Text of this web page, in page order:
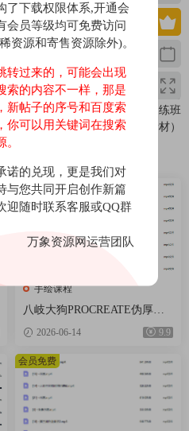
下一篇
轻微课2020年日系厚涂魔鬼训练班
（画质高清有素材）
手绘课程
八岐大狗PROCREATE伪厚涂
风格进阶暑假特训营2025【画
质不错只有视频】
2026-06-14 9.9
会员免费
会员免费
了下载权限体系,开通会
会员等级均可免费访问
资源和寄售资源除外)。
转过来的，可能会出现
索的内容不一样，那是
新帖子的序号和百度索
你可以用关键词在搜索
诺的兑现，更是我们对
与您共同开启创作新篇
迎随时联系客服或QQ群
万象资源网运营团队